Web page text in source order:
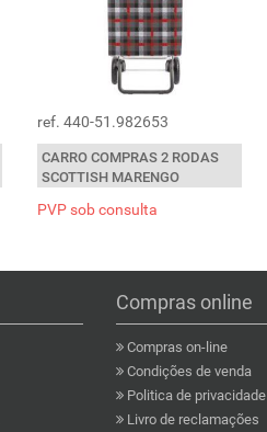
ref. 440-51.982653
CARRO COMPRAS 2 RODAS
SCOTTISH MARENGO
PVP sob consulta
Compras online
Compras on-line
Condições de venda
Politica de privacidade
Livro de reclamações